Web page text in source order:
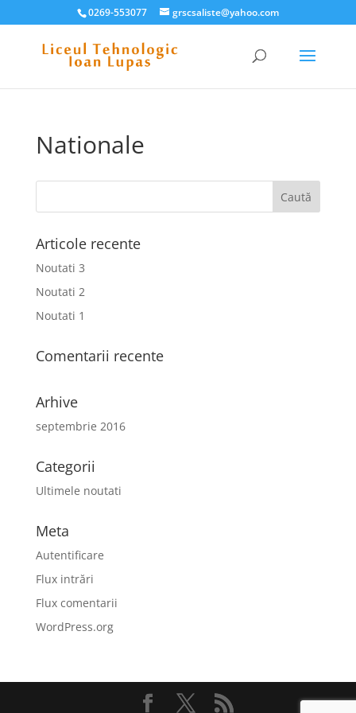
0269-553077 grscsaliste@yahoo.com
Nationale
Articole recente
Noutati 3
Noutati 2
Noutati 1
Comentarii recente
Arhive
septembrie 2016
Categorii
Ultimele noutati
Meta
Autentificare
Flux intrări
Flux comentarii
WordPress.org